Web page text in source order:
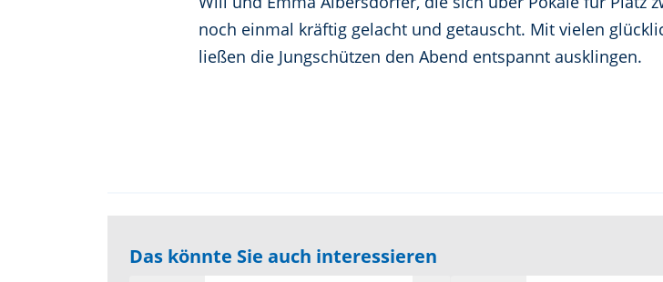
noch einmal kräftig gelacht und getauscht. Mit vielen
ließen die Jungschützen den Abend entspannt ausklingen.
Das könnte Sie auch interessieren